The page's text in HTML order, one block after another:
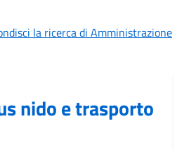
la ricerca di Amministrazione
nido e trasporto